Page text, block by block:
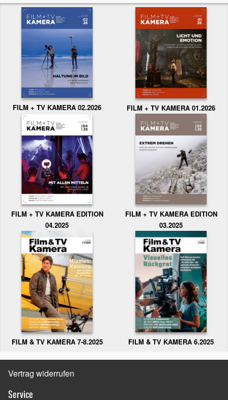
FILM + TV KAMERA 02.2026 FILM + TV KAMERA 01.2026
FILM + TV KAMERA EDITION
04.2025
FILM + TV KAMERA EDITION
03.2025
FILM & TV KAMERA 7-8.2025 FILM & TV KAMERA 6.2025
Vertrag widerrufen
Service